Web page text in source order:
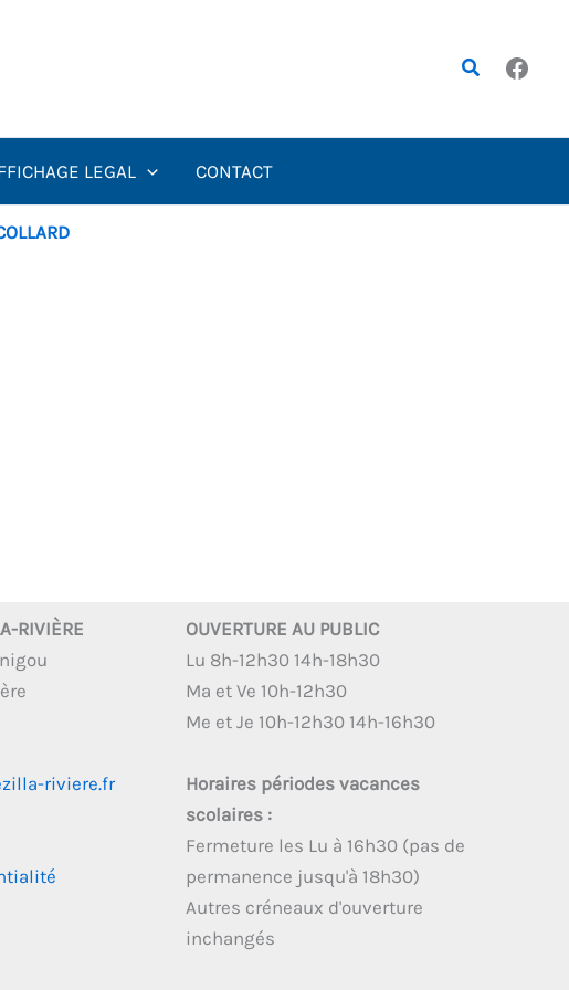
Rechercher
LEGAL CONTACT
RIVIÈRE
riviere.fr
OUVERTURE AU PUBLIC
Lu 8h-12h30 14h-18h30
Ma et Ve 10h-12h30
Me et Je 10h-12h30 14h-16h30
Horaires périodes vacances
scolaires :
Fermeture les Lu à 16h30 (pas de
permanence jusqu'à 18h30)
Autres créneaux d'ouverture
inchangés